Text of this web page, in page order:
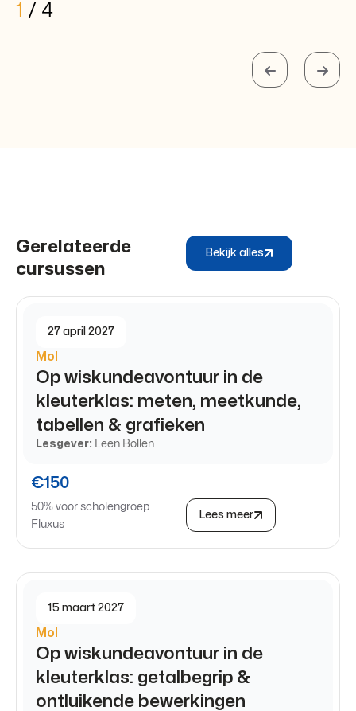
1 / 4
Gerelateerde
cursussen
Bekijk alles
27 april 2027
Mol
Op wiskundeavontuur in de
kleuterklas: meten, meetkunde,
tabellen & grafieken
Lesgever: Leen Bollen
€150
50% voor scholengroep
Fluxus
Lees meer
15 maart 2027
Mol
Op wiskundeavontuur in de
kleuterklas: getalbegrip &
ontluikende bewerkingen